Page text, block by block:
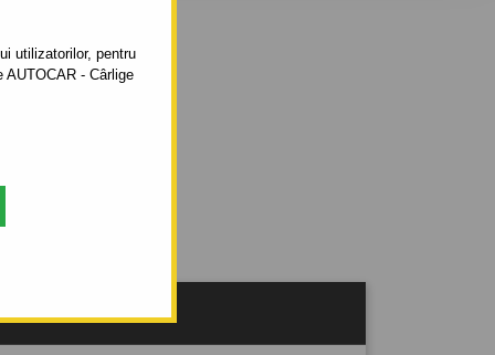
utilizatorilor, pentru
- Cârlige
- 10.2020